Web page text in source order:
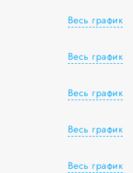
Весь график
Весь график
Весь график
Весь график
Весь график